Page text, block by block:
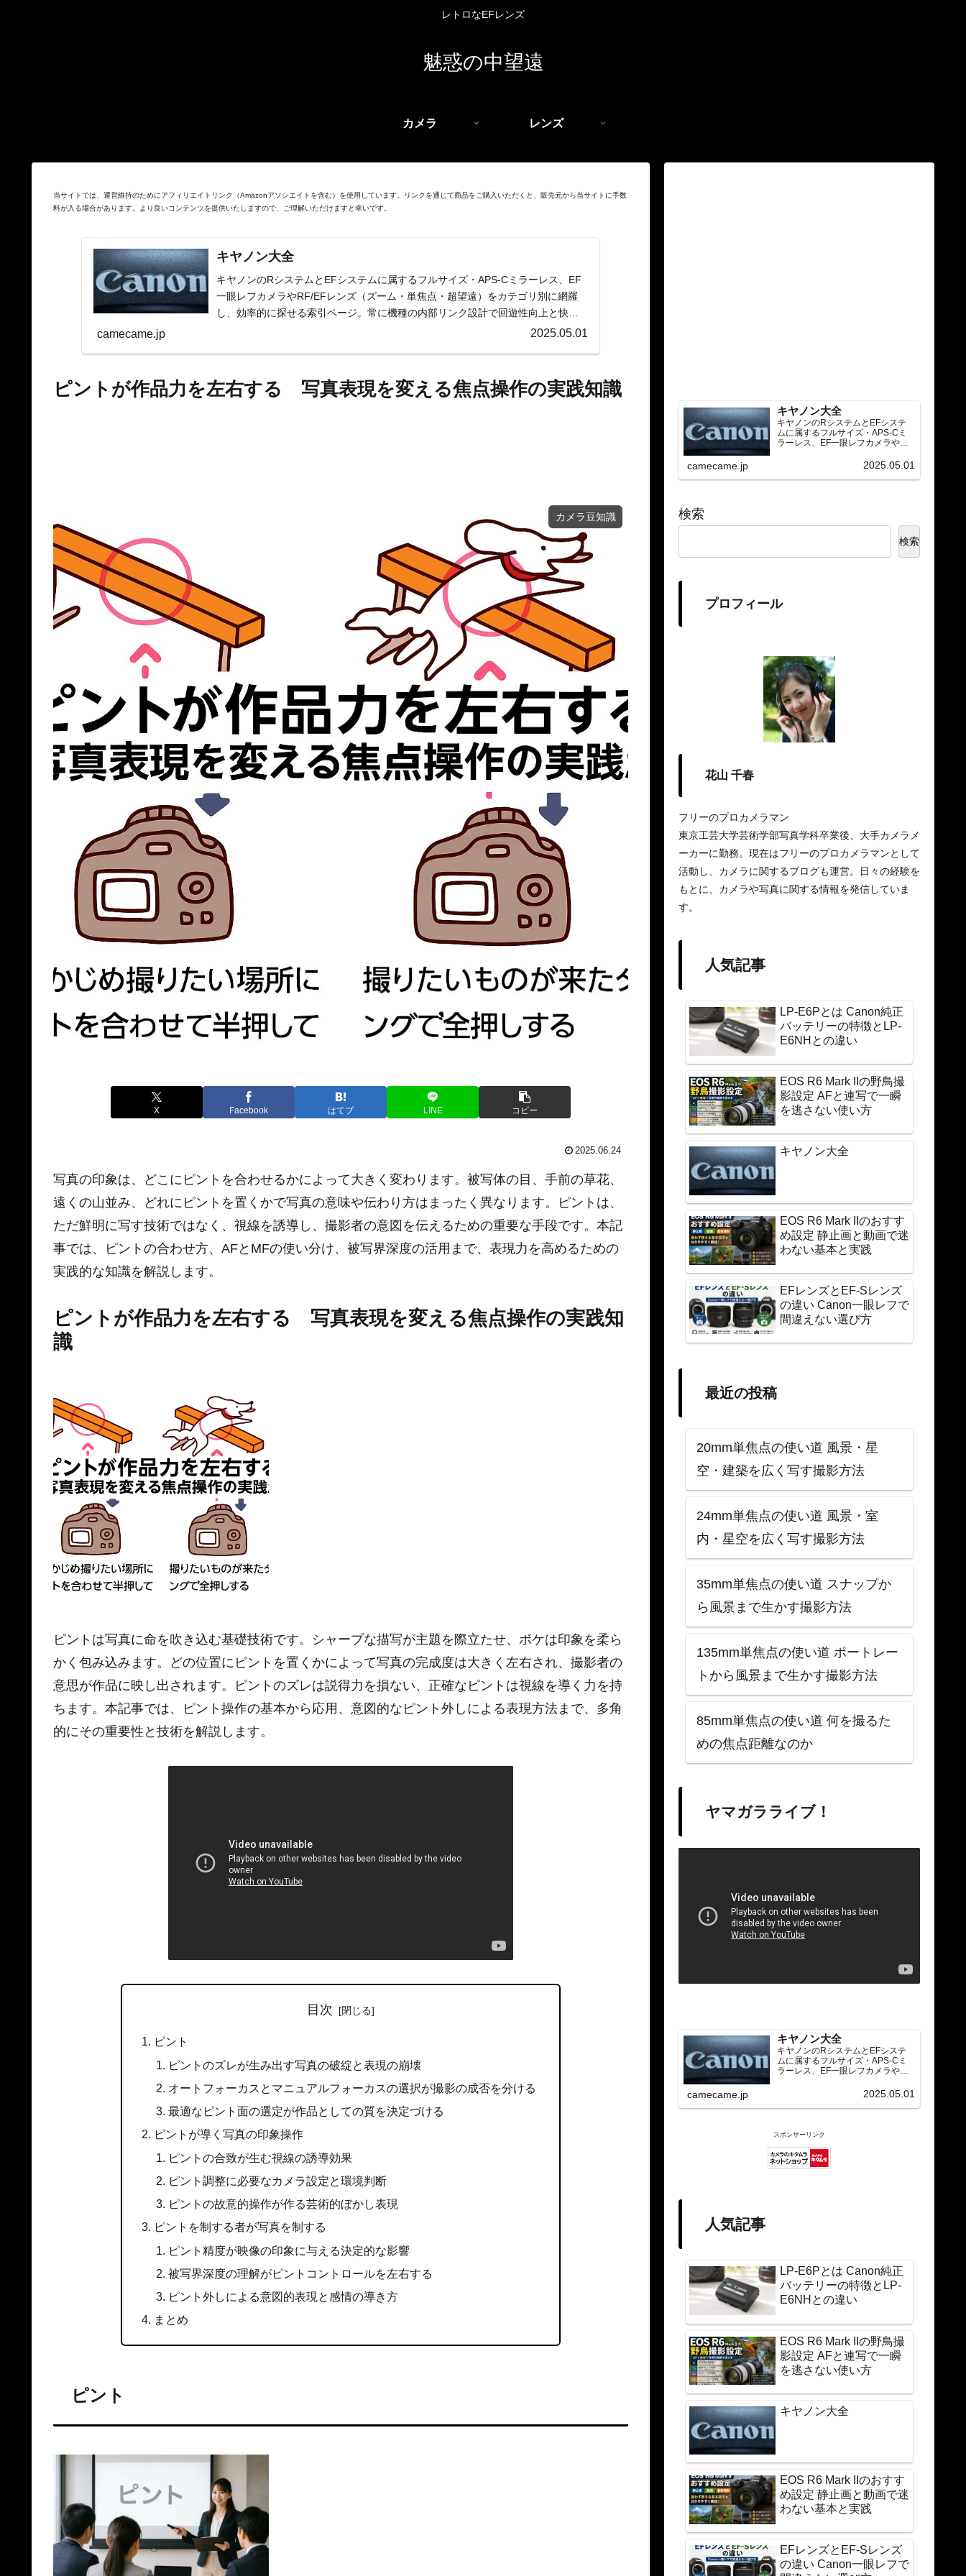
レトロなEFレンズ
魅惑の中望遠
カメラ レンズ
当サイトでは、運営維持のためにアフィリエイトリンク（Amazonアソシエイトを含む）を使用しています。リンクを通じて商品をご購入いただくと、販売元から当サイトに手数
料が入る場合があります。より良いコンテンツを提供いたしますので、ご理解いただけますと幸いです。
キヤノン大全
キヤノンのRシステムとEFシステムに属するフルサイズ・APS-Cミラーレス、EF
一眼レフカメラやRF/EFレンズ（ズーム・単焦点・超望遠）をカテゴリ別に網羅
し、効率的に探せる索引ページ。常に機種の内部リンク設計で回遊性向上と快適
camecame.jp 2025.05.01
ピントが作品力を左右する 写真表現を変える焦点操作の実践知識
カメラ豆知識
X Facebook はてブ LINE コピー
2025.06.24
写真の印象は、どこにピントを合わせるかによって大きく変わります。被写体の目、手前の草花、
遠くの山並み、どれにピントを置くかで写真の意味や伝わり方はまったく異なります。ピントは、
ただ鮮明に写す技術ではなく、視線を誘導し、撮影者の意図を伝えるための重要な手段です。本記
事では、ピントの合わせ方、AFとMFの使い分け、被写界深度の活用まで、表現力を高めるための
実践的な知識を解説します。
ピントが作品力を左右する 写真表現を変える焦点操作の実践知
識
ピントは写真に命を吹き込む基礎技術です。シャープな描写が主題を際立たせ、ボケは印象を柔ら
かく包み込みます。どの位置にピントを置くかによって写真の完成度は大きく左右され、撮影者の
意思が作品に映し出されます。ピントのズレは説得力を損ない、正確なピントは視線を導く力を持
ちます。本記事では、ピント操作の基本から応用、意図的なピント外しによる表現方法まで、多角
的にその重要性と技術を解説します。
目次
ピント
ピントのズレが生み出す写真の破綻と表現の崩壊
オートフォーカスとマニュアルフォーカスの選択が撮影の成否を分ける
最適なピント面の選定が作品としての質を決定づける
ピントが導く写真の印象操作
ピントの合致が生む視線の誘導効果
ピント調整に必要なカメラ設定と環境判断
ピントの故意的操作が作る芸術的ぼかし表現
ピントを制する者が写真を制する
ピント精度が映像の印象に与える決定的な影響
被写界深度の理解がピントコントロールを左右する
ピント外しによる意図的表現と感情の導き方
まとめ
ピント
キヤノン大全
キヤノンのRシステムとEFシステ
ムに属するフルサイズ・APS-Cミ
ラーレス、EF一眼レフカメラや
望遠）をカテゴリ別に網羅し、効
種の内部リンク設計で回遊性向上
camecame.jp 2025.05.01
検索
検索
プロフィール
花山 千春
フリーのプロカメラマン
東京工芸大学芸術学部写真学科卒業後、大手カメラメ
ーカーに勤務。現在はフリーのプロカメラマンとして
活動し、カメラに関するブログも運営。日々の経験を
もとに、カメラや写真に関する情報を発信していま
す。
人気記事
LP-E6Pとは Canon純正
バッテリーの特徴とLP-
E6NHとの違い
EOS R6 Mark IIの野鳥撮
影設定 AFと連写で一瞬
を逃さない使い方
キヤノン大全
EOS R6 Mark IIのおすす
め設定 静止画と動画で迷
わない基本と実践
EFレンズとEF-Sレンズ
の違い Canon一眼レフで
間違えない選び方
最近の投稿
20mm単焦点の使い道 風景・星
空・建築を広く写す撮影方法
24mm単焦点の使い道 風景・室
内・星空を広く写す撮影方法
35mm単焦点の使い道 スナップか
ら風景まで生かす撮影方法
135mm単焦点の使い道 ポートレー
トから風景まで生かす撮影方法
85mm単焦点の使い道 何を撮るた
めの焦点距離なのか
ヤマガラライブ！
キヤノン大全
キヤノンのRシステムとEFシステ
ムに属するフルサイズ・APS-Cミ
ラーレス、EF一眼レフカメラや
望遠）をカテゴリ別に網羅し、効
種の内部リンク設計で回遊性向上
camecame.jp 2025.05.01
スポンサーリンク
人気記事
LP-E6Pとは Canon純正
バッテリーの特徴とLP-
E6NHとの違い
EOS R6 Mark IIの野鳥撮
影設定 AFと連写で一瞬
を逃さない使い方
キヤノン大全
EOS R6 Mark IIのおすす
め設定 静止画と動画で迷
わない基本と実践
EFレンズとEF-Sレンズ
の違い Canon一眼レフで